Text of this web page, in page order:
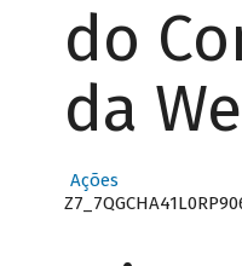
do
da
Ações